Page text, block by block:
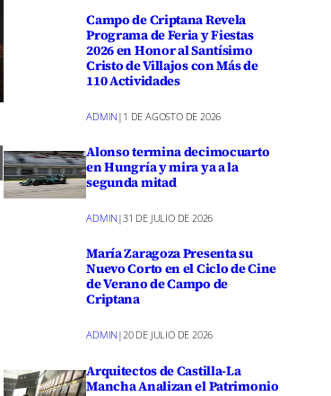
Campo de Criptana Revela
Programa de Feria y Fiestas
2026 en Honor al Santísimo
Cristo de Villajos con Más de
110 Actividades
ADMIN | 1 DE AGOSTO DE 2026
Alonso termina decimocuarto
en Hungría y mira ya a la
segunda mitad
ADMIN |31 DE JULIO DE 2026
María Zaragoza Presenta su
Nuevo Corto en el Ciclo de Cine
de Verano de Campo de
Criptana
ADMIN |20 DE JULIO DE 2026
Arquitectos de Castilla-La
Mancha Analizan el Patrimonio